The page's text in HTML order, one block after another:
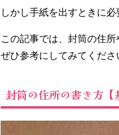
の場合
き封筒
方のマナー
− 数字
の書き
しかし手紙を出すときに
この記事では、封筒の住
ぜひ参考にしてみてくださ
封筒の住所の書き方【